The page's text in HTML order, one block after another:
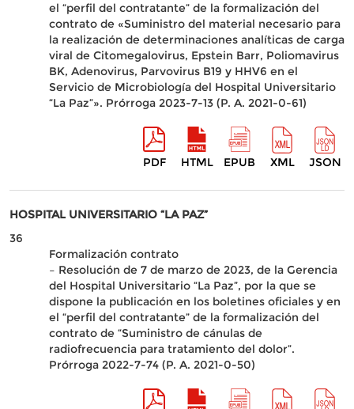
el “perfil del contratante” de la formalización del
contrato de «Suministro del material necesario para
la realización de determinaciones analíticas de carga
viral de Citomegalovirus, Epstein Barr, Poliomavirus
BK, Adenovirus, Parvovirus B19 y HHV6 en el
Servicio de Microbiología del Hospital Universitario
“La Paz”». Prórroga 2023-7-13 (P. A. 2021-0-61)
PDF HTML EPUB XML JSON
HOSPITAL UNIVERSITARIO “LA PAZ”
36
Formalización contrato
– Resolución de 7 de marzo de 2023, de la Gerencia
del Hospital Universitario “La Paz”, por la que se
dispone la publicación en los boletines oficiales y en
el “perfil del contratante” de la formalización del
contrato de “Suministro de cánulas de
radiofrecuencia para tratamiento del dolor”.
Prórroga 2022-7-74 (P. A. 2021-0-50)